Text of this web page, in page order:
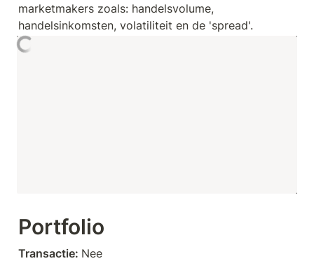
marketmakers zoals: handelsvolume,
handelsinkomsten, volatiliteit en de 'spread'.
Portfolio
Transactie: Nee